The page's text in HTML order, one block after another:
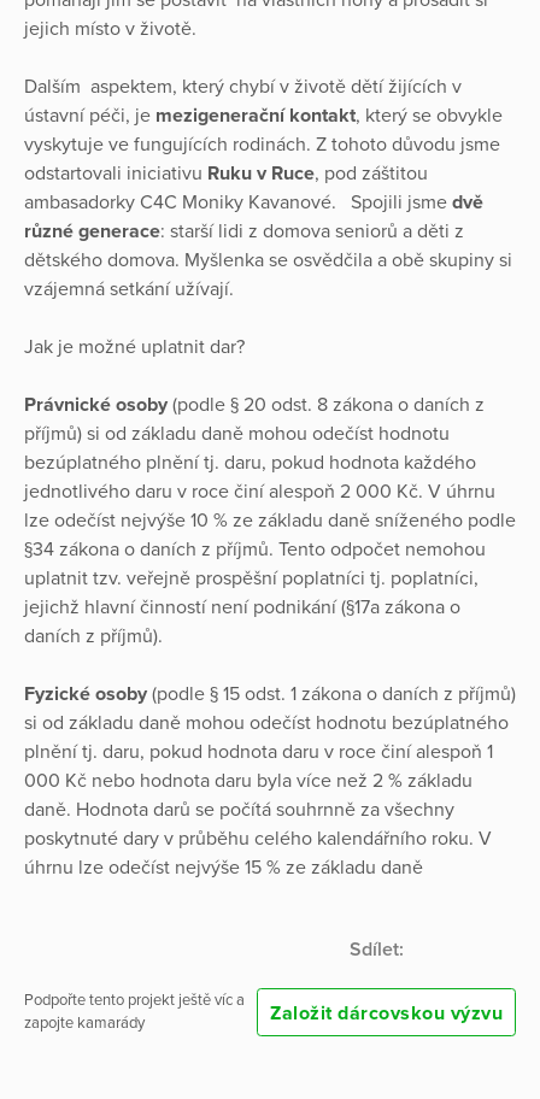
jejich místo v životě.
Dalším aspektem, který chybí v životě dětí žijících v
ústavní péči, je mezigenerační kontakt, který se obvykle
vyskytuje ve fungujících rodinách. Z tohoto důvodu jsme
odstartovali iniciativu Ruku v Ruce, pod záštitou
ambasadorky C4C Moniky Kavanové. Spojili jsme dvě
různé generace: starší lidi z domova seniorů a děti z
dětského domova. Myšlenka se osvědčila a obě skupiny si
vzájemná setkání užívají.
Jak je možné uplatnit dar?
Právnické osoby (podle § 20 odst. 8 zákona o daních z
příjmů) si od základu daně mohou odečíst hodnotu
bezúplatného plnění tj. daru, pokud hodnota každého
jednotlivého daru v roce činí alespoň 2 000 Kč. V úhrnu
lze odečíst nejvýše 10 % ze základu daně sníženého podle
§34 zákona o daních z příjmů. Tento odpočet nemohou
uplatnit tzv. veřejně prospěšní poplatníci tj. poplatníci,
jejichž hlavní činností není podnikání (§17a zákona o
daních z příjmů).
Fyzické osoby (podle § 15 odst. 1 zákona o daních z příjmů)
si od základu daně mohou odečíst hodnotu bezúplatného
plnění tj. daru, pokud hodnota daru v roce činí alespoň 1
000 Kč nebo hodnota daru byla více než 2 % základu
daně. Hodnota darů se počítá souhrnně za všechny
poskytnuté dary v průběhu celého kalendářního roku. V
úhrnu lze odečíst nejvýše 15 % ze základu daně
Sdílet:
Podpořte tento projekt ještě víc a
zapojte kamarády
Založit dárcovskou výzvu